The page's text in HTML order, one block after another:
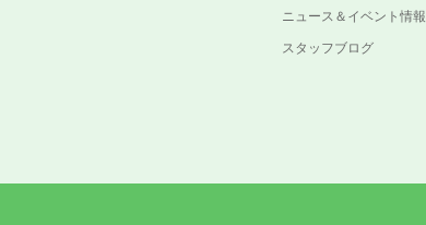
ニュース＆イベント情報
スタッフブログ